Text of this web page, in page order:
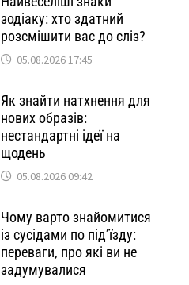
зодіаку: хто здатний
розсмішити вас до сліз?
05.08.2026 17:45
Як знайти натхнення для
нових образів:
нестандартні ідеї на
щодень
05.08.2026 09:42
Чому варто знайомитися
із сусідами по під’їзду:
переваги, про які ви не
задумувалися